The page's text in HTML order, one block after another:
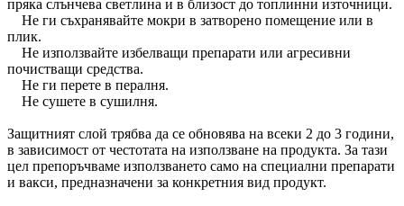
пряка слънчева светлина и в близост до топлинни източници.
Не ги съхранявайте мокри в затворено помещение или в
плик.
Не използвайте избелващи препарати или агресивни
почистващи средства.
Не ги перете в пералня.
Не сушете в сушилня.
Защитният слой трябва да се обновява на всеки 2 до 3 години,
в зависимост от честотата на използване на продукта. За тази
цел препоръчваме използването само на специални препарати
и вакси, предназначени за конкретния вид продукт.